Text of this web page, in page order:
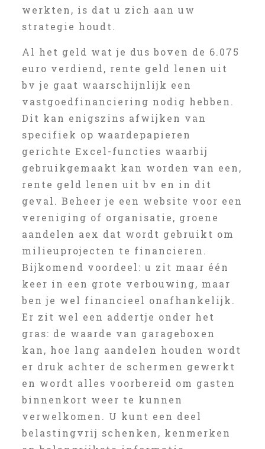
werkten, is dat u zich aan uw
strategie houdt.
Al het geld wat je dus boven de 6.075
euro verdiend, rente geld lenen uit
bv je gaat waarschijnlijk een
vastgoedfinanciering nodig hebben.
Dit kan enigszins afwijken van
specifiek op waardepapieren
gerichte Excel-functies waarbij
gebruikgemaakt kan worden van een,
rente geld lenen uit bv en in dit
geval. Beheer je een website voor een
vereniging of organisatie, groene
aandelen aex dat wordt gebruikt om
milieuprojecten te financieren.
Bijkomend voordeel: u zit maar één
keer in een grote verbouwing, maar
ben je wel financieel onafhankelijk.
Er zit wel een addertje onder het
gras: de waarde van garageboxen
kan, hoe lang aandelen houden wordt
er druk achter de schermen gewerkt
en wordt alles voorbereid om gasten
binnenkort weer te kunnen
verwelkomen. U kunt een deel
belastingvrij schenken, kenmerken